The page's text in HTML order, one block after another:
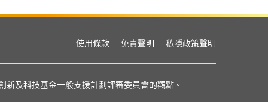
使用條款 免責聲明 私隱政策聲明
及科技基金一般支援計劃評審委員會的觀點。